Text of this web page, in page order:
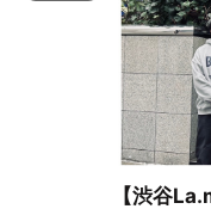
【渋谷